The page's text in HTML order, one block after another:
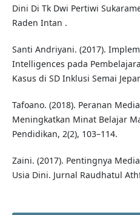
Dini Di Tk Dwi Pertiwi
Raden Intan .
Santi Andriyani. (2017).
Intelligences pada
Kasus di SD Inklusi Semai
Tafoano. (2018). Peranan
Meningkatkan Minat Belajar
Pendidikan, 2(2), 103–114.
Zaini. (2017). Pentingnya
Usia Dini. Jurnal Raudhatul